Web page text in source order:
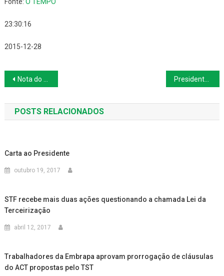
23:30:16
2015-12-28
Navegação
de
Post
Nota do presidente da CUT: queremos a Dilma que o povo elegeu Presidenta neoliberal pretende fixar idade mínima para aposentadoria
POSTS RELACIONADOS
Carta ao Presidente
outubro 19, 2017
STF recebe mais duas ações questionando a chamada Lei da
Terceirização
abril 12, 2017
Trabalhadores da Embrapa aprovam prorrogação de cláusulas
do ACT propostas pelo TST